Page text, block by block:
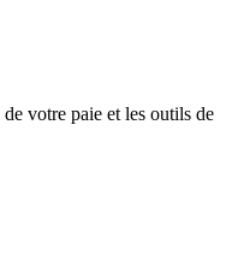
votre paie et les outils de